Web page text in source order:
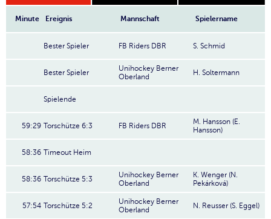
Minute Ereignis Mannschaft Spielername
Bester Spieler FB Riders DBR S. Schmid
Bester Spieler
Unihockey Berner
Oberland
H. Soltermann
Spielende
59:29 Torschütze 6:3 FB Riders DBR
M. Hansson (E.
Hansson)
58:36 Timeout Heim
58:36 Torschütze 5:3
Unihockey Berner
Oberland
K. Wenger (N.
Pekárková)
57:54 Torschütze 5:2
Unihockey Berner
Oberland
N. Reusser (S. Eggel)